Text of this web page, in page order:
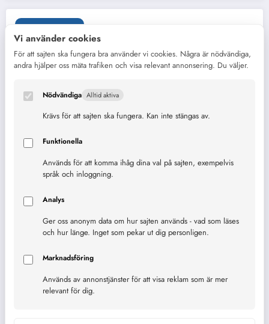
Agenda2030 Agenda 2030 Alkohol
barn Dryck Ekonomi
Framtiden
Hur räknar man hälsa Hållbarhet
Lärande mat matte Millenniemålen
Vi använder cookies
För att sajten ska fungera bra använder vi cookies. Några är nödvändiga,
andra hjälper oss mäta trafiken och visa relevant annonsering. Du väljer.
Nödvändiga Alltid aktiva
Krävs för att sajten ska fungera. Kan inte stängas av.
Funktionella
Används för att komma ihåg dina val på sajten, exempelvis
språk och inloggning.
Analys
Ger oss anonym data om hur sajten används - vad som läses
och hur länge. Inget som pekar ut dig personligen.
Marknadsföring
Används av annonstjänster för att visa reklam som är mer
relevant för dig.